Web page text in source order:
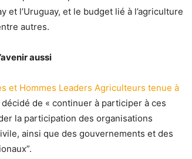
et l’Uruguay, et le budget lié à l’agriculture
autres.
aussi
et Hommes Leaders Agriculteurs tenue à
de « continuer à participer à ces
la participation des organisations
ainsi que des gouvernements et des